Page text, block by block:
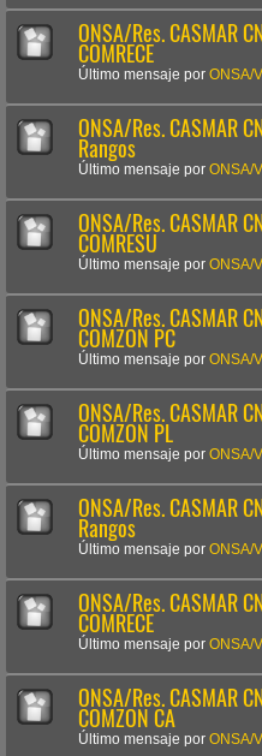
ONSA/Res. CASMAR
COMRECE
Último mensaje por ONSA/
ONSA/Res. CASMAR
Rangos
Último mensaje por ONSA/
ONSA/Res. CASMAR
COMRESU
Último mensaje por ONSA/
ONSA/Res. CASMAR
COMZON PC
Último mensaje por ONSA/
ONSA/Res. CASMAR
COMZON PL
Último mensaje por ONSA/
ONSA/Res. CASMAR
Rangos
Último mensaje por ONSA/
ONSA/Res. CASMAR
COMRECE
Último mensaje por ONSA/
ONSA/Res. CASMAR
COMZON CA
Último mensaje por ONSA/